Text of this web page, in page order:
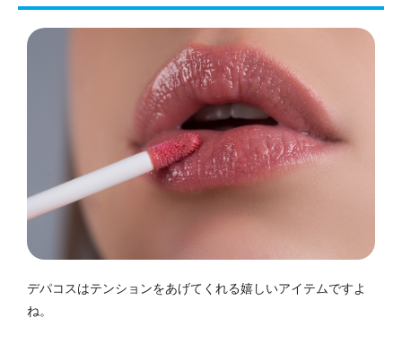
デパコスはテンションをあげてくれる嬉しいアイテムですよ
ね。